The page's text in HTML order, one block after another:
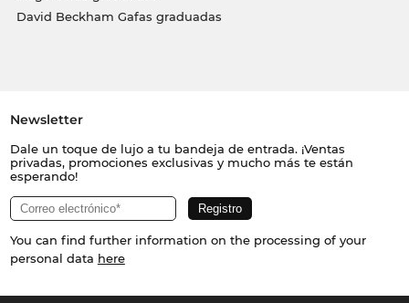
David Beckham Gafas graduadas
Newsletter
Dale un toque de lujo a tu bandeja de entrada. ¡Ventas
privadas, promociones exclusivas y mucho más te están
esperando!
You can find further information on the processing of your
personal data here